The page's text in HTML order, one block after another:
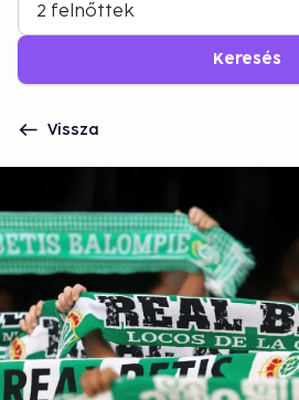
2 felnőttek
Keresés
Vissza